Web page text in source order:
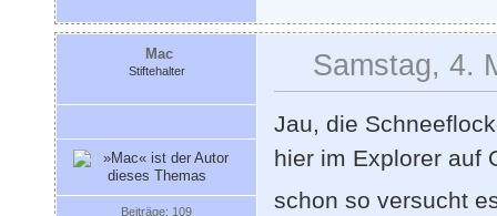
Mac
Stiftehalter
Beiträge: 109
Samstag, 4.
Jau, die
hier im Explorer auf
schon so versucht